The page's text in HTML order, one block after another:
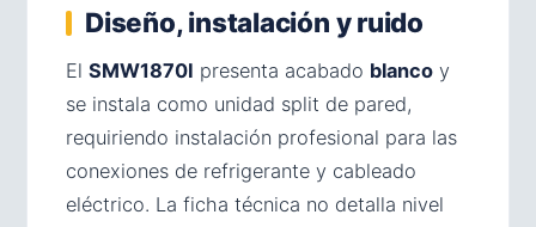
Diseño, instalación y ruido
El SMW1870I presenta acabado blanco y
se instala como unidad split de pared,
requiriendo instalación profesional para las
conexiones de refrigerante y cableado
eléctrico. La ficha técnica no detalla nivel